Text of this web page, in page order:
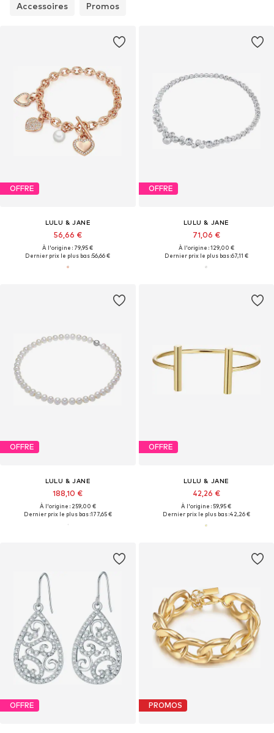
Accessoires Promos
OFFRE
LULU & JANE
56,66 €
À l'origine : 79,95 €
Dernier prix le plus bas :56,66 €
OFFRE
LULU & JANE
71,06 €
À l'origine : 129,00 €
Dernier prix le plus bas :67,11 €
OFFRE
LULU & JANE
188,10 €
À l'origine : 259,00 €
Dernier prix le plus bas :177,65 €
OFFRE
LULU & JANE
42,26 €
À l'origine : 59,95 €
Dernier prix le plus bas :42,26 €
OFFRE PROMOS